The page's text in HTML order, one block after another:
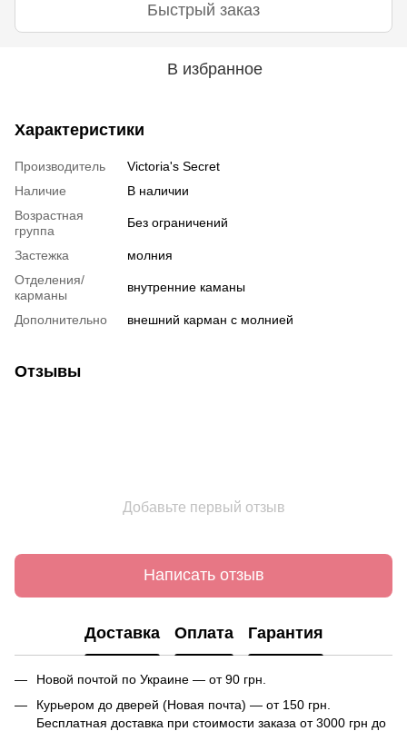
Быстрый заказ
В избранное
Характеристики
Производитель
Victoria's Secret
Наличие
В наличии
Возрастная
группа
Без ограничений
Застежка
молния
Отделения/
карманы
внутренние каманы
Дополнительно внешний карман с молнией
Отзывы
Добавьте первый отзыв
Написать отзыв
Доставка Оплата Гарантия
Новой почтой по Украине — от 90 грн.
Курьером до дверей (Новая почта) — от 150 грн.
Бесплатная доставка при стоимости заказа от 3000 грн до